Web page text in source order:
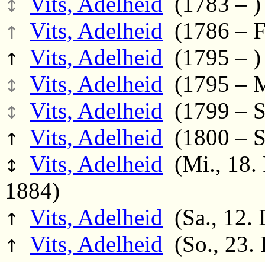
↑ Vits, Adelheid (1786 –
↑ Vits, Adelheid (1795 – )
↕ Vits, Adelheid (1795 –
↕ Vits, Adelheid (1799 –
↑ Vits, Adelheid (1800 –
↕ Vits, Adelheid (Mi., 18.
1884)
↑ Vits, Adelheid (Sa., 12.
↑ Vits, Adelheid (So., 23.